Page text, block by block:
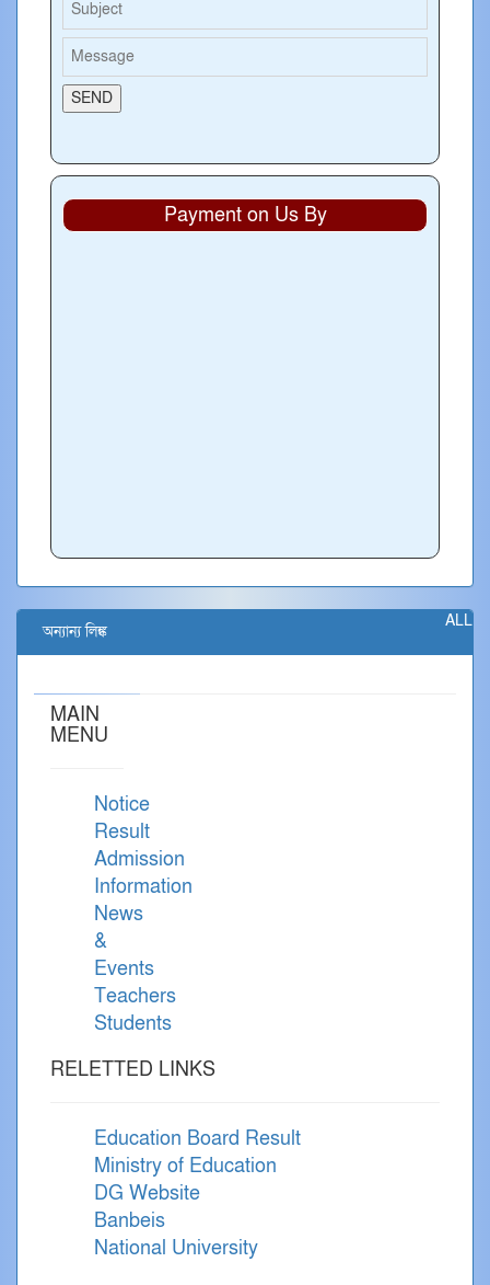
Payment on Us By
ALL
অন্যান্য লিঙ্ক
MAIN
MENU
Notice
Result
Admission
Information
News
&
Events
Teachers
Students
RELETTED LINKS
Education Board Result
Ministry of Education
DG Website
Banbeis
National University